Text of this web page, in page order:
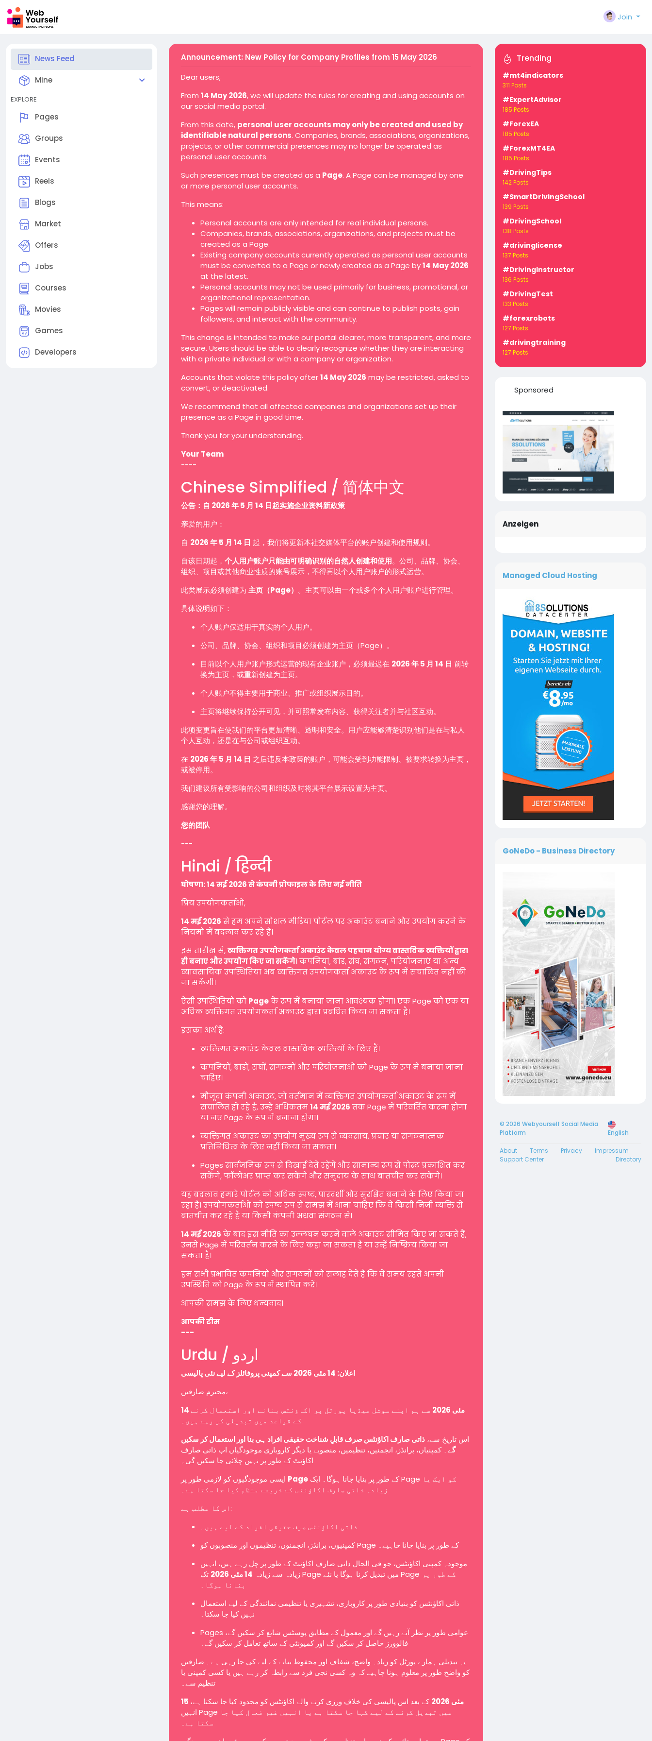
Join
News Feed
Mine
EXPLORE
Pages
Groups
Events
Reels
Blogs
Market
Offers
Jobs
Courses
Movies
Games
Developers
Announcement: New Policy for Company Profiles from 15 May 2026
Dear users,
From 14 May 2026, we will update the rules for creating and using accounts on
our social media portal.
From this date, personal user accounts may only be created and used by
identifiable natural persons. Companies, brands, associations, organizations,
projects, or other commercial presences may no longer be operated as
personal user accounts.
Such presences must be created as a Page. A Page can be managed by one
or more personal user accounts.
This means:
Personal accounts are only intended for real individual persons.
Companies, brands, associations, organizations, and projects must be
created as a Page.
Existing company accounts currently operated as personal user accounts
must be converted to a Page or newly created as a Page by14 May 2026
at the latest.
Personal accounts may not be used primarily for business, promotional, or
organizational representation.
Pages will remain publicly visible and can continue to publish posts, gain
followers, and interact with the community.
This change is intended to make our portal clearer, more transparent, and more
secure. Users should be able to clearly recognize whether they are interacting
with a private individual or with a company or organization.
Accounts that violate this policy after14 May 2026 may be restricted, asked to
convert, or deactivated.
We recommend that all affected companies and organizations set up their
presence as a Page in good time.
Thank you for your understanding.
Your Team
----
Chinese Simplified / 简体中文
公告：自 2026 年 5 月 14 日起实施企业资料新政策
亲爱的用户：
自 2026 年 5 月 14 日 起，我们将更新本社交媒体平台的账户创建和使用规则。
自该日期起， 个人用户账户只能由可明确识别的自然人创建和使用。公司、品牌、协会、
组织、项目或其他商业性质的账号展示，不得再以个人用户账户的形式运营。
此类展示必须创建为 主页（Page） 。主页可以由一个或多个个人用户账户进行管理。
具体说明如下：
个人账户仅适用于真实的个人用户。
公司、品牌、协会、组织和项目必须创建为主页（Page）。
目前以个人用户账户形式运营的现有企业账户，必须最迟在 2026 年 5 月 14 日 前转
换为主页，或重新创建为主页。
个人账户不得主要用于商业、推广或组织展示目的。
主页将继续保持公开可见，并可照常发布内容、获得关注者并与社区互动。
此项变更旨在使我们的平台更加清晰、透明和安全。用户应能够清楚识别他们是在与私人
个人互动，还是在与公司或组织互动。
在 2026 年 5 月 14 日 之后违反本政策的账户，可能会受到功能限制、被要求转换为主页，
或被停用。
我们建议所有受影响的公司和组织及时将其平台展示设置为主页。
感谢您的理解。
您的团队
---
Hindi / हिन्दी
घोषणा: 14 मई 2026 से कंपनी प्रोफाइल के लिए नई नीति
प्रिय उपयोगकर्ताओं,
14 मई 2026 से हम अपने सोशल मीडिया पोर्टल पर अकाउंट बनाने और उपयोग करने के
नियमों में बदलाव कर रहे हैं।
इस तारीख से,व्यक्तिगत उपयोगकर्ता अकाउंट केवल पहचान योग्य वास्तविक व्यक्तियों द्वारा
ही बनाए और उपयोग किए जा सकेंगे। कंपनियां, ब्रांड, संघ, संगठन, परियोजनाएं या अन्य
व्यावसायिक उपस्थितियां अब व्यक्तिगत उपयोगकर्ता अकाउंट के रूप में संचालित नहीं की
जा सकेंगी।
ऐसी उपस्थितियों को Pageके रूप में बनाया जाना आवश्यक होगा। एक Page को एक या
अधिक व्यक्तिगत उपयोगकर्ता अकाउंट द्वारा प्रबंधित किया जा सकता है।
इसका अर्थ है:
व्यक्तिगत अकाउंट केवल वास्तविक व्यक्तियों के लिए हैं।
कंपनियों, ब्रांडों, संघों, संगठनों और परियोजनाओं को Page के रूप में बनाया जाना
चाहिए।
मौजूदा कंपनी अकाउंट, जो वर्तमान में व्यक्तिगत उपयोगकर्ता अकाउंट के रूप में
संचालित हो रहे हैं, उन्हें अधिकतम14 मई 2026 तक Page में परिवर्तित करना होगा
या नए Page के रूप में बनाना होगा।
व्यक्तिगत अकाउंट का उपयोग मुख्य रूप से व्यवसाय, प्रचार या संगठनात्मक
प्रतिनिधित्व के लिए नहीं किया जा सकता।
Pages सार्वजनिक रूप से दिखाई देते रहेंगे और सामान्य रूप से पोस्ट प्रकाशित कर
सकेंगे, फॉलोअर प्राप्त कर सकेंगे और समुदाय के साथ बातचीत कर सकेंगे।
यह बदलाव हमारे पोर्टल को अधिक स्पष्ट, पारदर्शी और सुरक्षित बनाने के लिए किया जा
रहा है। उपयोगकर्ताओं को स्पष्ट रूप से समझ में आना चाहिए कि वे किसी निजी व्यक्ति से
बातचीत कर रहे हैं या किसी कंपनी अथवा संगठन से।
14 मई 2026 के बाद इस नीति का उल्लंघन करने वाले अकाउंट सीमित किए जा सकते हैं,
उनसे Page में परिवर्तन करने के लिए कहा जा सकता है या उन्हें निष्क्रिय किया जा
सकता है।
हम सभी प्रभावित कंपनियों और संगठनों को सलाह देते हैं कि वे समय रहते अपनी
उपस्थिति को Page के रूप में स्थापित करें।
आपकी समझ के लिए धन्यवाद।
आपकी टीम
---
Urdu / اردو
اعلان: 14 مئی 2026 سے کمپنی پروفائلز کے لیے نئی پالیسی
محترم صارفین،
14 مئی 2026
سے ہم اپنے سوشل میڈیا پورٹل پر اکاؤنٹس بنانے اور استعمال کرنے
کے قواعد میں تبدیلی کر رہے ہیں۔
اس تاریخ سے، ذاتی صارف اکاؤنٹس صرف قابلِ شناخت حقیقی افراد ہی بنا اور استعمال کر سکیں
گے۔ کمپنیاں، برانڈز، انجمنیں، تنظیمیں، منصوبے یا دیگر کاروباری موجودگیاں اب ذاتی صارف
اکاؤنٹ کے طور پر نہیں چلائی جا سکیں گی۔
Page
زیادہ ذاتی صارف اکاؤنٹس کے ذریعے منظم کیا جا سکتا ہے۔
اس کا مطلب ہے:
ذاتی اکاؤنٹس صرف حقیقی افراد کے لیے ہیں۔
کمپنیوں، برانڈز، انجمنوں، تنظیموں اور منصوبوں کو Page کے طور پر بنایا جانا چاہیے۔
موجودہ کمپنی اکاؤنٹس، جو فی الحال ذاتی صارف اکاؤنٹ کے طور پر چل رہے ہیں، انہیں
زیادہ سے زیادہ 14 مئی 2026
تک Page میں تبدیل کرنا ہوگا یا نئے Page کے طور پر
بنانا ہوگا۔
ذاتی اکاؤنٹس کو بنیادی طور پر کاروباری، تشہیری یا تنظیمی نمائندگی کے لیے استعمال
نہیں کیا جا سکتا۔
Pages عوامی طور پر نظر آتے رہیں گے اور معمول کے مطابق پوسٹس شائع کر سکیں گے،
فالوورز حاصل کر سکیں گے اور کمیونٹی کے ساتھ تعامل کر سکیں گے۔
یہ تبدیلی ہمارے پورٹل کو زیادہ واضح، شفاف اور محفوظ بنانے کے لیے کی جا رہی ہے۔ صارفین
کو واضح طور پر معلوم ہونا چاہیے کہ وہ کسی نجی فرد سے رابطہ کر رہے ہیں یا کسی کمپنی یا
تنظیم سے۔
15 مئی 2026
کے بعد اس پالیسی کی خلاف ورزی کرنے والے اکاؤنٹس کو محدود کیا جا سکتا ہے،
انہیں Page میں تبدیل کرنے کے لیے کہا جا سکتا ہے یا انہیں غیر فعال کیا جا
سکتا ہے۔
Trending
#mt4indicators
311 Posts
#ExpertAdvisor
185 Posts
#ForexEA
185 Posts
#ForexMT4EA
185 Posts
#DrivingTips
142 Posts
#SmartDrivingSchool
139 Posts
#DrivingSchool
138 Posts
#drivinglicense
137 Posts
#DrivingInstructor
136 Posts
#DrivingTest
133 Posts
#forexrobots
127 Posts
#drivingtraining
127 Posts
Sponsored
Anzeigen
Managed Cloud Hosting
GoNeDo - Business Directory
© 2026 Webyourself Social Media
Platform
English
About Terms Privacy
Impressum
Support Center
Directory